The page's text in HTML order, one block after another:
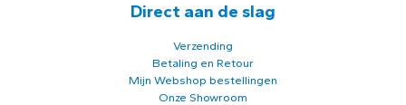
Direct aan de slag
Verzending
Betaling en Retour
Mijn Webshop bestellingen
Onze Showroom